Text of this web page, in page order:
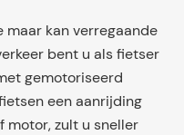
maar kan verregaande
bent u als fietser
gemotoriseerd
een aanrijding
motor, zult u sneller